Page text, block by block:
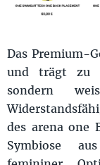
Das Premium-
und trägt zu
sondern
des arena one
Symbiose